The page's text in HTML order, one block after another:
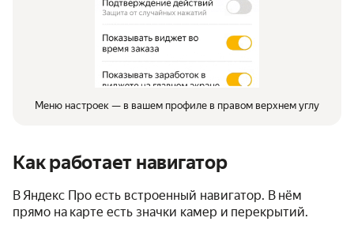
Меню настроек — в вашем профиле в правом верхнем углу
Как работает навигатор
В Яндекс Про есть встроенный навигатор. В нём
прямо на карте есть значки камер и перекрытий.